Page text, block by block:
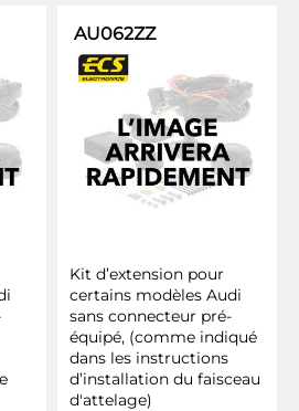
AU062ZZ
Kit d’extension pour
certains modèles Audi
sans connecteur pré-
équipé, (comme indiqué
dans les instructions
d’installation du faisceau
d'attelage)